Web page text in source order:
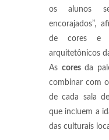
os alunos se
encorajados”,
de cores e
arquitetônicos
As coresda
combinar com
de cada sala
que incluem a
das culturais